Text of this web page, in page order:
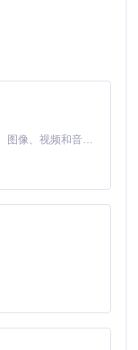
MiniMax H3 是一个通用的全模态生成系统。它支持对由文本、图像、视频和音频组成的多模态上下文进行统一理解，并能生成分辨率高达 2K、时长可达 15 秒的带原生立体声音频的视频。得益于面向任务泛化的系统设计，H3 在预训练阶段就已具备广泛的多模态上下文理解与生成能力，能够出色地执行复杂的多模态指令。